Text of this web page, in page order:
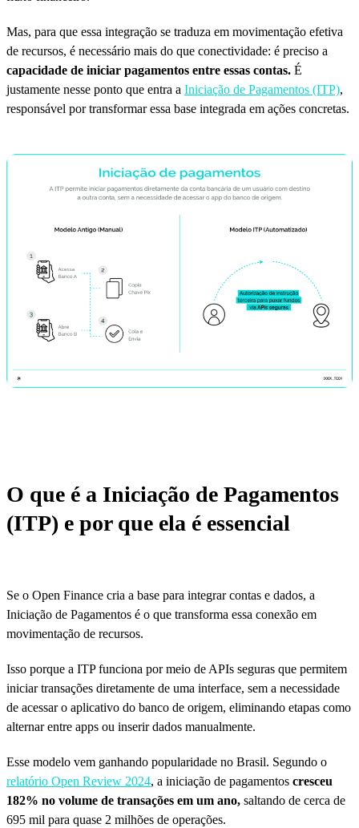
Mas, para que essa integração se traduza em movimentação efetiva
de recursos, é necessário mais do que conectividade: é preciso a
capacidade de iniciar pagamentos entre essas contas. É
justamente nesse ponto que entra a Iniciação de Pagamentos (ITP),
responsável por transformar essa base integrada em ações concretas.
O que é a Iniciação de Pagamentos
(ITP) e por que ela é essencial
Se o Open Finance cria a base para integrar contas e dados, a
Iniciação de Pagamentos é o que transforma essa conexão em
movimentação de recursos.
Isso porque a ITP funciona por meio de APIs seguras que permitem
iniciar transações diretamente de uma interface, sem a necessidade
de acessar o aplicativo do banco de origem, eliminando etapas como
alternar entre apps ou inserir dados manualmente.
Esse modelo vem ganhando popularidade no Brasil. Segundo o
relatório Open Review 2024, a iniciação de pagamentos cresceu
182% no volume de transações em um ano, saltando de cerca de
695 mil para quase 2 milhões de operações.